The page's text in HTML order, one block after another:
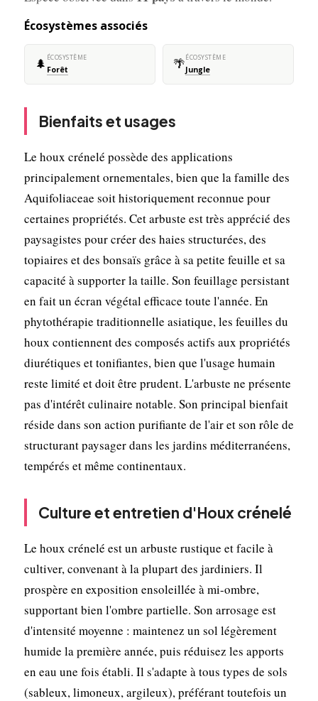
Écosystèmes associés
🌲 ÉCOSYSTÈME
Forêt 🌴ÉCOSYSTÈME
Jungle
Bienfaits et usages
Le houx crénelé possède des applications
principalement ornementales, bien que la famille des
Aquifoliaceae soit historiquement reconnue pour
certaines propriétés. Cet arbuste est très apprécié des
paysagistes pour créer des haies structurées, des
topiaires et des bonsaïs grâce à sa petite feuille et sa
capacité à supporter la taille. Son feuillage persistant
en fait un écran végétal efficace toute l'année. En
phytothérapie traditionnelle asiatique, les feuilles du
houx contiennent des composés actifs aux propriétés
diurétiques et tonifiantes, bien que l'usage humain
reste limité et doit être prudent. L'arbuste ne présente
pas d'intérêt culinaire notable. Son principal bienfait
réside dans son action purifiante de l'air et son rôle de
structurant paysager dans les jardins méditerranéens,
tempérés et même continentaux.
Culture et entretien d'Houx crénelé
Le houx crénelé est un arbuste rustique et facile à
cultiver, convenant à la plupart des jardiniers. Il
prospère en exposition ensoleillée à mi-ombre,
supportant bien l'ombre partielle. Son arrosage est
d'intensité moyenne : maintenez un sol légèrement
humide la première année, puis réduisez les apports
en eau une fois établi. Il s'adapte à tous types de sols
(sableux, limoneux, argileux), préférant toutefois un